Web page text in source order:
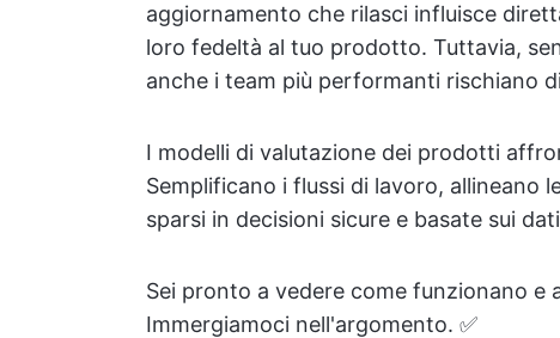
aggiornamento che rilasci influisce
loro fedeltà al tuo prodotto. Tuttavia,
anche i team più performanti rischiano
I modelli di valutazione dei prodotti
Semplificano i flussi di lavoro, allineano
sparsi in decisioni sicure e basate sui
Sei pronto a vedere come funzionano e
Immergiamoci nell'argomento. ✅